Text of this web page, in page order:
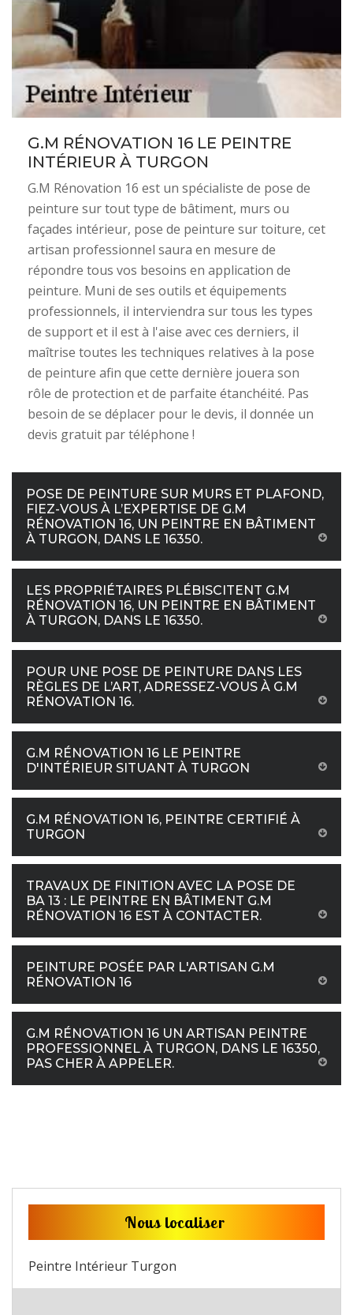
G.M RÉNOVATION 16 LE PEINTRE
INTÉRIEUR À TURGON
G.M Rénovation 16 est un spécialiste de pose de
peinture sur tout type de bâtiment, murs ou
façades intérieur, pose de peinture sur toiture, cet
artisan professionnel saura en mesure de
répondre tous vos besoins en application de
peinture. Muni de ses outils et équipements
professionnels, il interviendra sur tous les types
de support et il est à l'aise avec ces derniers, il
maîtrise toutes les techniques relatives à la pose
de peinture afin que cette dernière jouera son
rôle de protection et de parfaite étanchéité. Pas
besoin de se déplacer pour le devis, il donnée un
devis gratuit par téléphone !
POSE DE PEINTURE SUR MURS ET PLAFOND,
FIEZ-VOUS À L’EXPERTISE DE G.M
RÉNOVATION 16, UN PEINTRE EN BÂTIMENT
À TURGON, DANS LE 16350.
LES PROPRIÉTAIRES PLÉBISCITENT G.M
RÉNOVATION 16, UN PEINTRE EN BÂTIMENT
À TURGON, DANS LE 16350.
POUR UNE POSE DE PEINTURE DANS LES
RÈGLES DE L’ART, ADRESSEZ-VOUS À G.M
RÉNOVATION 16.
G.M RÉNOVATION 16 LE PEINTRE
D'INTÉRIEUR SITUANT À TURGON
G.M RÉNOVATION 16, PEINTRE CERTIFIÉ À
TURGON
TRAVAUX DE FINITION AVEC LA POSE DE
BA 13 : LE PEINTRE EN BÂTIMENT G.M
RÉNOVATION 16 EST À CONTACTER.
PEINTURE POSÉE PAR L'ARTISAN G.M
RÉNOVATION 16
G.M RÉNOVATION 16 UN ARTISAN PEINTRE
PROFESSIONNEL À TURGON, DANS LE 16350,
PAS CHER À APPELER.
Nous localiser
Peintre Intérieur Turgon